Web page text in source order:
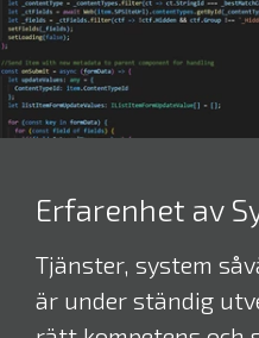
Erfarenhet av
Tjänster, system
är under ständig